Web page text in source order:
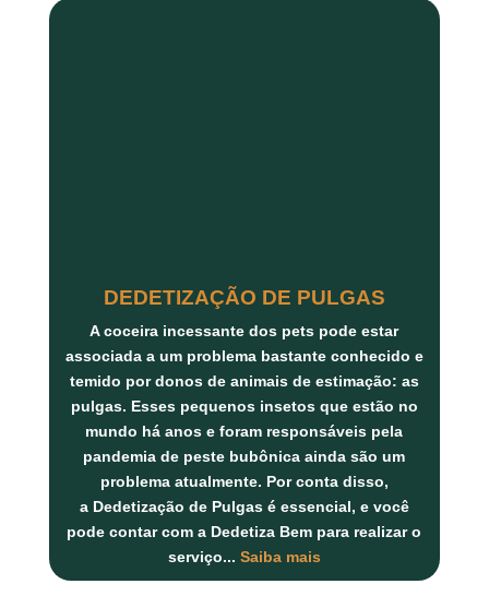
DEDETIZAÇÃO DE PULGAS
A coceira incessante dos pets pode estar
associada a um problema bastante conhecido e
temido por donos de animais de estimação: as
pulgas. Esses pequenos insetos que estão no
mundo há anos e foram responsáveis pela
pandemia de peste bubônica ainda são um
problema atualmente. Por conta disso,
a Dedetização de Pulgas é essencial, e você
pode contar com a Dedetiza Bem para realizar o
serviço... Saiba mais